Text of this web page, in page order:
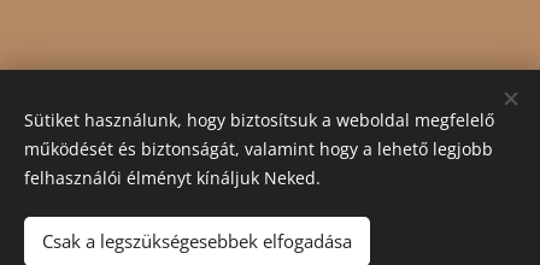
Tel.:+36309476005
Sütiket használunk, hogy biztosítsuk a weboldal megfelelő
működését és biztonságát, valamint hogy a lehető legjobb
felhasználói élményt kínáljuk Neked.
Csak a legszükségesebbek elfogadása